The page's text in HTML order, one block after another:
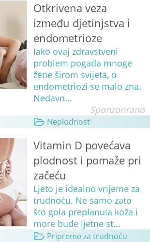
Otkrivena veza
između djetinjstva i
endometrioze
Iako ovaj zdravstveni
problem pogađa mnoge
žene širom svijeta, o
endometriozi se malo zna.
Nedavn...
Sponzorirano
Neplodnost
Vitamin D povećava
plodnost i pomaže pri
začeću
Ljeto je idealno vrijeme za
trudnoću. Ne samo zato
što gola preplanula koža i
more bude ljetne st...
Pripreme za trudnoću